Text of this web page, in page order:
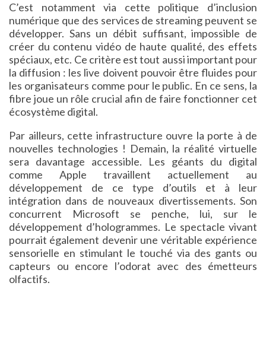
C’est notamment via cette politique d’inclusion
numérique que des services de streaming peuvent se
développer. Sans un débit suffisant, impossible de
créer du contenu vidéo de haute qualité, des effets
spéciaux, etc. Ce critère est tout aussi important pour
la diffusion : les live doivent pouvoir être fluides pour
les organisateurs comme pour le public. En ce sens, la
fibre joue un rôle crucial afin de faire fonctionner cet
écosystème digital.
Par ailleurs, cette infrastructure ouvre la porte à de
nouvelles technologies ! Demain, la réalité virtuelle
sera davantage accessible. Les géants du digital
comme Apple travaillent actuellement au
développement de ce type d’outils et à leur
intégration dans de nouveaux divertissements. Son
concurrent Microsoft se penche, lui, sur le
développement d’hologrammes. Le spectacle vivant
pourrait également devenir une véritable expérience
sensorielle en stimulant le touché via des gants ou
capteurs ou encore l’odorat avec des émetteurs
olfactifs.